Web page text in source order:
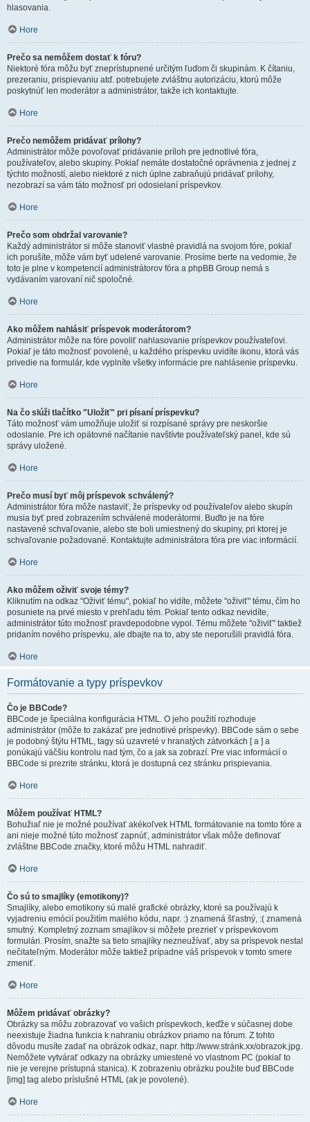
hlasovania.
Hore
Prečo sa nemôžem dostať k fóru?
Niektoré fóra môžu byť zneprístupnené určitým ľuďom či skupinám. K čítaniu,
prezeraniu, prispievaniu atď. potrebujete zvláštnu autorizáciu, ktorú môže
poskytnúť len moderátor a administrátor, takže ich kontaktujte.
Hore
Prečo nemôžem pridávať prílohy?
Administrátor môže povoľovať pridávanie príloh pre jednotlivé fóra,
používateľov, alebo skupiny. Pokiaľ nemáte dostatočné oprávnenia z jednej z
týchto možností, alebo niektoré z nich úplne zabraňujú pridávať prílohy,
nezobrazí sa vám táto možnosť pri odosielaní príspevkov.
Hore
Prečo som obdržal varovanie?
Každý administrátor si môže stanoviť vlastné pravidlá na svojom fóre, pokiaľ
ich porušíte, môže vám byť udelené varovanie. Prosíme berte na vedomie, že
toto je plne v kompetencií administrátorov fóra a phpBB Group nemá s
vydávaním varovaní nič spoločné.
Hore
Ako môžem nahlásiť príspevok moderátorom?
Administrátor môže na fóre povoliť nahlasovanie príspevkov používateľovi.
Pokiaľ je táto možnosť povolené, u každého príspevku uvidíte ikonu, ktorá vás
privedie na formulár, kde vyplníte všetky informácie pre nahlásenie príspevku.
Hore
Na čo slúži tlačítko "Uložiť" pri písaní príspevku?
Táto možnosť vám umožňuje uložiť si rozpísané správy pre neskoršie
odoslanie. Pre ich opätovné načítanie navštívte používateľský panel, kde sú
správy uložené.
Hore
Prečo musí byť môj príspevok schválený?
Administrátor fóra môže nastaviť, že príspevky od používateľov alebo skupín
musia byť pred zobrazením schválené moderátormi. Buďto je na fóre
nastavené schvaľovanie, alebo ste boli umiestnený do skupiny, pri ktorej je
schvaľovanie požadované. Kontaktujte administrátora fóra pre viac informácií.
Hore
Ako môžem oživiť svoje témy?
Kliknutím na odkaz "Oživiť tému", pokiaľ ho vidíte, môžete "oživiť" tému, čím ho
posuniete na prvé miesto v prehľadu tém. Pokiaľ tento odkaz nevidíte,
administrátor túto možnosť pravdepodobne vypol. Tému môžete "oživiť" taktiež
pridaním nového príspevku, ale dbajte na to, aby ste neporušili pravidlá fóra.
Hore
Formátovanie a typy príspevkov
Čo je BBCode?
BBCode je špeciálna konfigurácia HTML. O jeho použití rozhoduje
administrátor (môže to zakázať pre jednotlivé príspevky). BBCode sám o sebe
je podobný štýlu HTML, tagy sú uzavreté v hranatých zátvorkách [ a ] a
ponúkajú väčšiu kontrolu nad tým, čo a jak sa zobrazí. Pre viac informácií o
BBCode si prezrite stránku, ktorá je dostupná cez stránku prispievania.
Hore
Môžem používať HTML?
Bohužiaľ nie je možné používať akékoľvek HTML formátovanie na tomto fóre a
ani nieje možné túto možnosť zapnúť, administrátor však môže definovať
zvláštne BBCode značky, ktoré môžu HTML nahradiť.
Hore
Čo sú to smajlíky (emotikony)?
Smajlíky, alebo emotikony sú malé grafické obrázky, ktoré sa používajú k
vyjadreniu emócií použitím malého kódu, napr. :) znamená šťastný, :( znamená
smutný. Kompletný zoznam smajlíkov si môžete prezrieť v príspevkovom
formulári. Prosím, snažte sa tieto smajlíky nezneužívať, aby sa príspevok nestal
nečitateľným. Moderátor môže taktiež prípadne váš príspevok v tomto smere
zmeniť.
Hore
Môžem pridávať obrázky?
Obrázky sa môžu zobrazovať vo vašich príspevkoch, keďže v súčasnej dobe
neexistuje žiadna funkcia k nahraniu obrázkov priamo na fórum. Z tohto
dôvodu musíte zadať na obrázok odkaz, napr. http://www.stránk.xx/obrazok.jpg.
Nemôžete vytvárať odkazy na obrázky umiestené vo vlastnom PC (pokiaľ to
nie je verejne prístupná stanica). K zobrazeniu obrázku použite buď BBCode
[img] tag alebo príslušné HTML (ak je povolené).
Hore